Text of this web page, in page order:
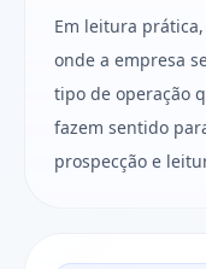
Em leitura
onde a empresa
tipo de operação
fazem sentido
prospecção e